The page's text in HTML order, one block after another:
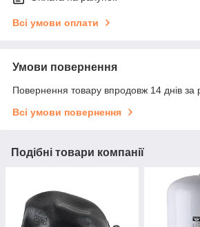
Всі умови оплати
Умови повернення
Повернення товару впродовж 14 днів за
Всі умови повернення
Подібні товари компанії